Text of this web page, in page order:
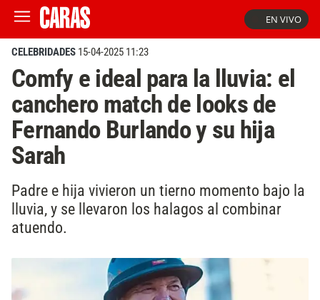
EN VIVO
CELEBRIDADES 15-04-2025 11:23
Comfy e ideal para la lluvia: el
canchero match de looks de
Fernando Burlando y su hija
Sarah
Padre e hija vivieron un tierno momento bajo la
lluvia, y se llevaron los halagos al combinar
atuendo.